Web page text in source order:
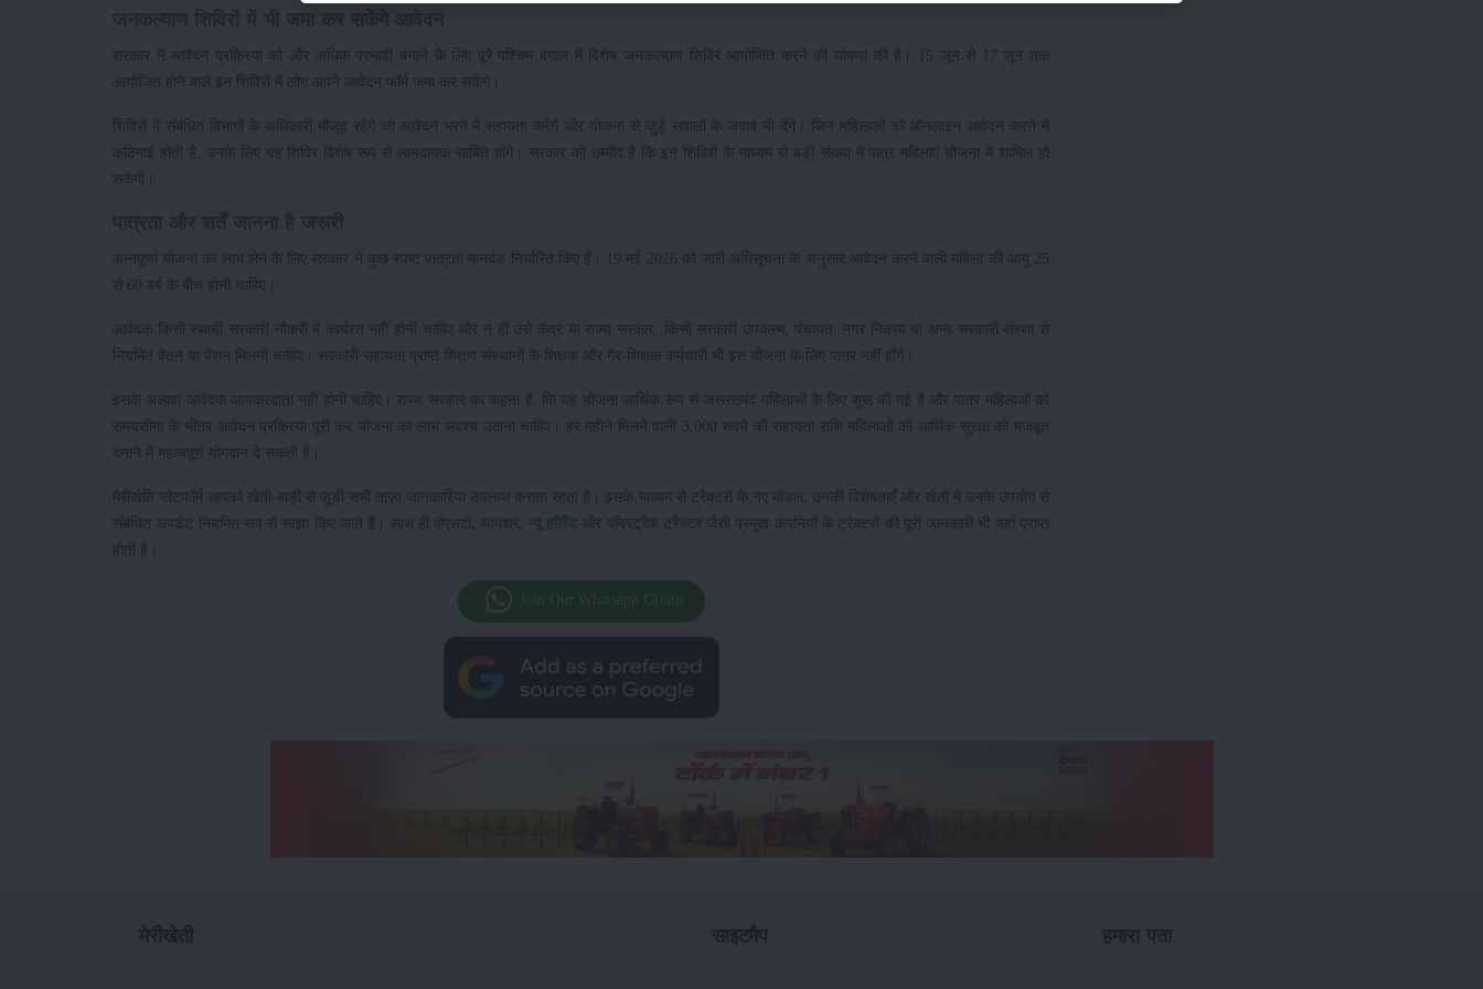
सरकार ने आवेदन प्रक्रिया को और अधिक प्रभावी बनाने के लिए पूरे पश्चिम बंगाल में विशेष जनकल्याण शिविर आयोजित करने की घोषणा की है। 15 जून से 17 जून तक
आयोजित होने वाले इन शिविरों में लोग अपने आवेदन फॉर्म जमा कर सकेंगे।
शिविरों में संबंधित विभागों के अधिकारी मौजूद रहेंगे जो आवेदन भरने में सहायता करेंगे और योजना से जुड़े सवालों के जवाब भी देंगे। जिन महिलाओं को ऑनलाइन आवेदन करने में
कठिनाई होती है, उनके लिए यह शिविर विशेष रूप से लाभदायक साबित होंगे। सरकार को उम्मीद है कि इन शिविरों के माध्यम से बड़ी संख्या में पात्र महिलाएं योजना में शामिल हो
सकेंगी।
अन्नपूर्णा योजना का लाभ लेने के लिए सरकार ने कुछ स्पष्ट पात्रता मानदंड निर्धारित किए हैं। 19 मई 2026 को जारी अधिसूचना के अनुसार आवेदन करने वाली महिला की आयु 25
से 60 वर्ष के बीच होनी चाहिए।
आवेदक किसी स्थायी सरकारी नौकरी में कार्यरत नहीं होनी चाहिए और न ही उसे केंद्र या राज्य सरकार, किसी सरकारी उपक्रम, पंचायत, नगर निकाय या अन्य सरकारी संस्था से
नियमित वेतन या पेंशन मिलनी चाहिए। सरकारी सहायता प्राप्त शिक्षण संस्थानों के शिक्षक और गैर-शिक्षक कर्मचारी भी इस योजना के लिए पात्र नहीं होंगे।
इसके अलावा आवेदक आयकरदाता नहीं होनी चाहिए। राज्य सरकार का कहना है, कि यह योजना आर्थिक रूप से जरूरतमंद महिलाओं के लिए शुरू की गई है और पात्र महिलाओं को
समयसीमा के भीतर आवेदन प्रक्रिया पूरी कर योजना का लाभ अवश्य उठाना चाहिए। हर महीने मिलने वाली 3,000 रुपये की सहायता राशि महिलाओं की आर्थिक सुरक्षा को मजबूत
बनाने में महत्वपूर्ण योगदान दे सकती है।
मेरीखेति प्लेटफॉर्म आपको खेती-बाड़ी से जुड़ी सभी ताज़ा जानकारियां उपलब्ध कराता रहता है। इसके माध्यम से ट्रैक्टरों के नए मॉडल, उनकी विशेषताएँ और खेतों में उनके उपयोग से
संबंधित अपडेट नियमित रूप से साझा किए जाते हैं। साथ हीवीएसटी आयशर न्यू हॉलैंड और पॉवरट्रैक ट्रैक्टरजैसी प्रमुख कंपनियों के ट्रैक्टरों की पूरी जानकारी भी यहां प्राप्त
होती है।
Join Our Whatsapp Group